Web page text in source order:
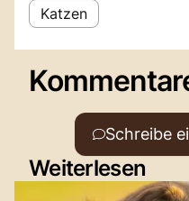
Katzen
Schreibe
Weiterlesen